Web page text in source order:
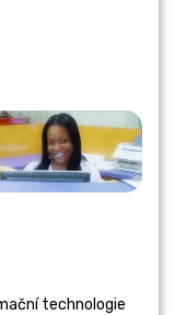
technologie